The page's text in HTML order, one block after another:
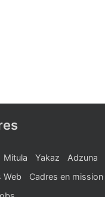
Mitula Yakaz Adzuna
Web Cadres en mission